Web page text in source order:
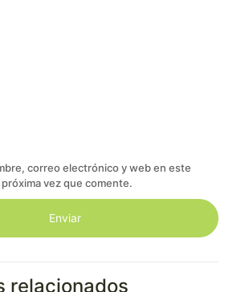
correo electrónico y web en este
vez que comente.
relacionados